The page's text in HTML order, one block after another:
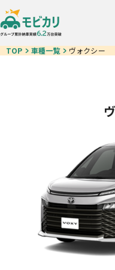
TOP 車種一覧 ヴォクシー